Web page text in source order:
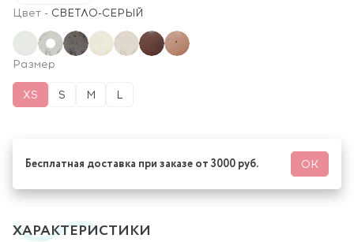
Цвет - СВЕТЛО-СЕРЫЙ
Размер
XS S M L
Бесплатная доставка при заказе от 3000 руб. ОК
ХАРАКТЕРИСТИКИ